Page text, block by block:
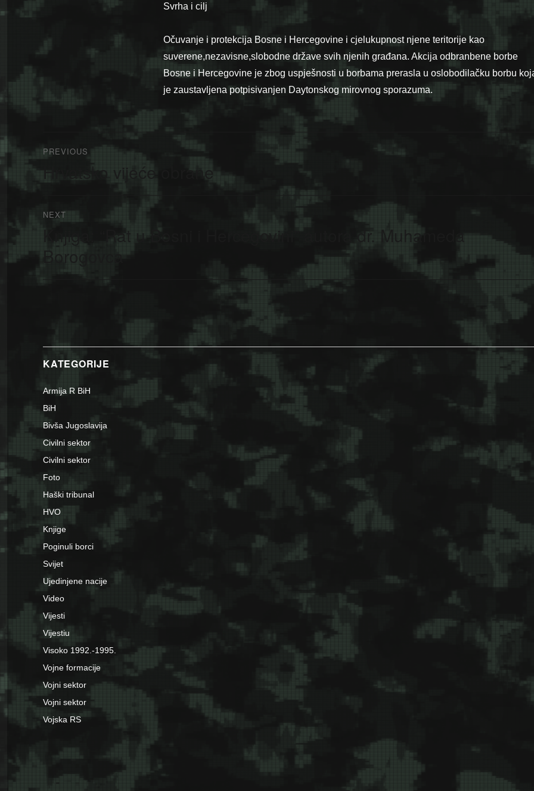
Svrha i cilj
Očuvanje i protekcija Bosne i Hercegovine i cjelukupnost njene teritorije kao
suverene,nezavisne,slobodne države svih njenih građana. Akcija odbranbene borbe
Bosne i Hercegovine je zbog uspješnosti u borbama prerasla u oslobodilačku borbu
je zaustavljena potpisivanjen Daytonskog mirovnog sporazuma.
Navigacija
članaka
PREVIOUS
post:
Hrvatsko vijeće obrane
NEXT
post:Knjiga: “Rat u Bosni i Hercegovini” autora dr. Muhameda
Borogovca
KATEGORIJE
Armija R BiH
BiH
Bivša Jugoslavija
Civilni sektor
Civilni sektor
Foto
Haški tribunal
HVO
Knjige
Poginuli borci
Svijet
Ujedinjene nacije
Video
Vijesti
Vijestiu
Visoko 1992.-1995.
Vojne formacije
Vojni sektor
Vojni sektor
Vojska RS